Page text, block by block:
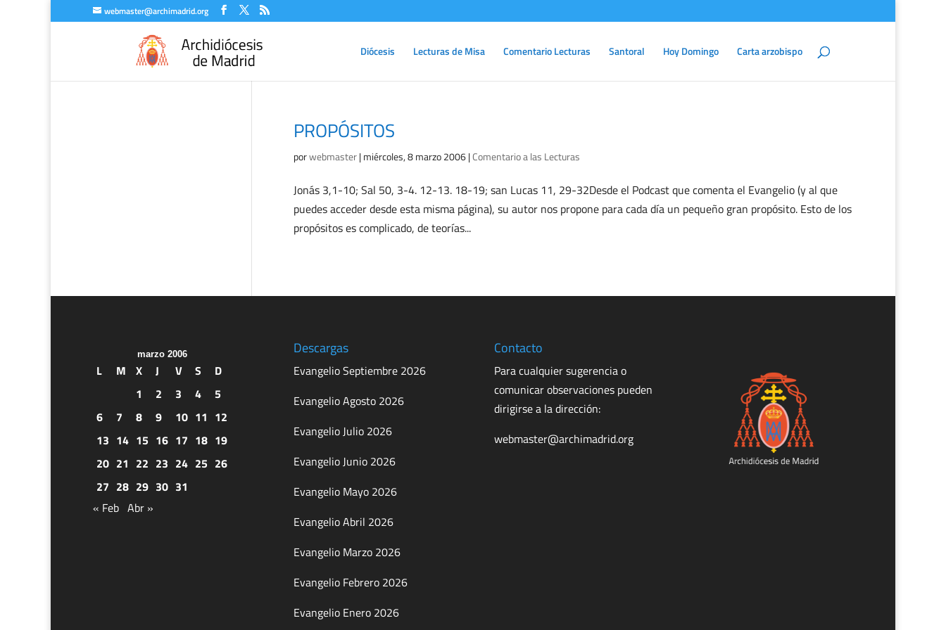
webmaster@archimadrid.org
Diócesis Lecturas de Misa Comentario Lecturas Santoral Hoy Domingo Carta arzobispo
PROPÓSITOS
porwebmaster|miércoles, 8 marzo 2006|Comentario a las Lecturas
Jonás 3,1-10; Sal 50, 3-4. 12-13. 18-19; san Lucas 11, 29-32Desde el Podcast que comenta el Evangelio (y al que
puedes acceder desde esta misma página), su autor nos propone para cada día un pequeño gran propósito. Esto de los
propósitos es complicado, de teorías...
marzo 2006
L M X J V S
D
1
2 3 4
5
6
7 8 9 10 11 12
13 14 15 16 17 18 19
20 21 22 23 24 25 26
27 28 29 30 31
« Feb Abr »
Descargas
Evangelio Septiembre 2026
Evangelio Agosto 2026
Evangelio Julio 2026
Evangelio Junio 2026
Evangelio Mayo 2026
Evangelio Abril 2026
Evangelio Marzo 2026
Evangelio Febrero 2026
Evangelio Enero 2026
Contacto
Para cualquier sugerencia o
comunicar observaciones pueden
dirigirse a la dirección:
webmaster@archimadrid.org